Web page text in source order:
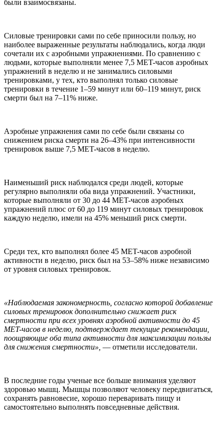
были взаимосвязаны.
Силовые тренировки сами по себе приносили пользу, но
наиболее выраженные результаты наблюдались, когда люди
сочетали их с аэробными упражнениями. По сравнению с
людьми, которые выполняли менее 7,5 MET-часов аэробных
упражнений в неделю и не занимались силовыми
тренировками, у тех, кто выполнял только силовые
тренировки в течение 1–59 минут или 60–119 минут, риск
смерти был на 7–11% ниже.
Аэробные упражнения сами по себе были связаны со
снижением риска смерти на 26–43% при интенсивности
тренировок выше 7,5 MET-часов в неделю.
Наименьший риск наблюдался среди людей, которые
регулярно выполняли оба вида упражнений. Участники,
которые выполняли от 30 до 44 MET-часов аэробных
упражнений плюс от 60 до 119 минут силовых тренировок
каждую неделю, имели на 45% меньший риск смерти.
Среди тех, кто выполнял более 45 MET-часов аэробной
активности в неделю, риск был на 53–58% ниже независимо
от уровня силовых тренировок.
«Наблюдаемая закономерность, согласно которой добавление
силовых тренировок дополнительно снижает риск
смертности при всех уровнях аэробной активности до 45
MET-часов в неделю, подтверждает текущие рекомендации,
поощряющие оба типа активности для максимизации пользы
для снижения смертности», — отметили исследователи.
В последние годы ученые все больше внимания уделяют
здоровью мышц. Мышцы позволяют человеку передвигаться,
сохранять равновесие, хорошо переваривать пищу и
самостоятельно выполнять повседневные действия.